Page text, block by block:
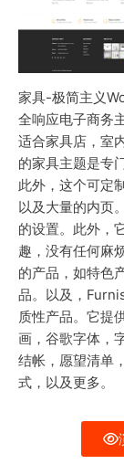
家具-极简主义
全响应电子商务
适合家具店，室
的家具主题是专
此外，这个可定
以及大量的内页
的设置。此外，
趣，没有任何麻
的产品，如特色
品。以及，
质性产品。它提
画，谷歌字体，
结帐，愿望清单
式，以及更多。